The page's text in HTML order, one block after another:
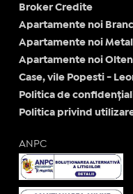
Broker Credite
Apartamente noi
Apartamente noi
Apartamente noi
Case, vile Popesti -
Politica de
Politica privind
ANPC